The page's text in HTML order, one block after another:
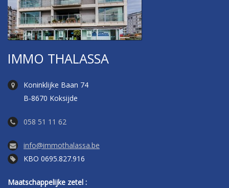
IMMO THALASSA
Koninklijke Baan 74
B-8670 Koksijde
058 51 11 62
info@immothalassa.be
KBO 0695.827.916
Maatschappelijke zetel :